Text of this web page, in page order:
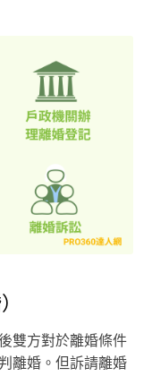
雙方對於離婚條件
離婚。但訴請離婚